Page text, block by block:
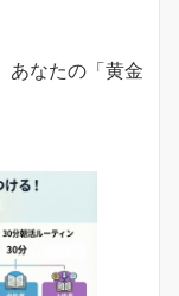
あなたの「黄金